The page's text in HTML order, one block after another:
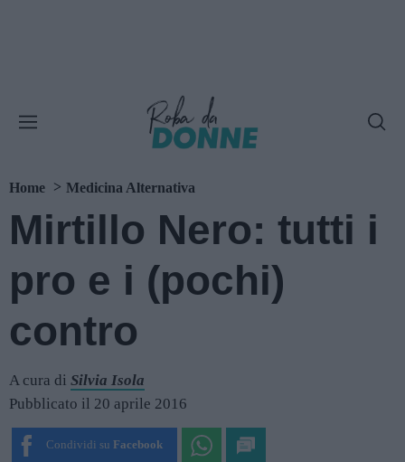
Home Medicina Alternativa
Mirtillo Nero: tutti i
pro e i (pochi)
contro
A cura di Silvia Isola
Pubblicato il 20 aprile 2016
Condividi su Facebook